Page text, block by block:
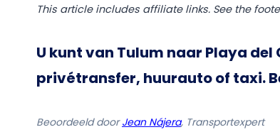
This article includes affiliate links. See the
U kunt van Tulum naar Playa
privétransfer, huurauto of taxi.
Beoordeeld doorJean Nájera, Transportexpert